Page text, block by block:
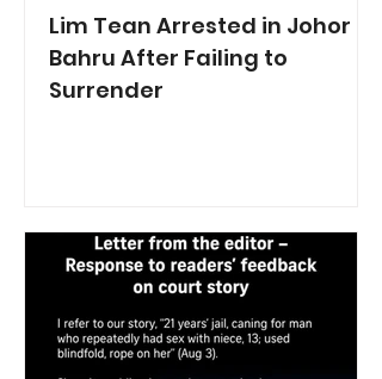
Lim Tean Arrested in Johor
Bahru After Failing to
Surrender